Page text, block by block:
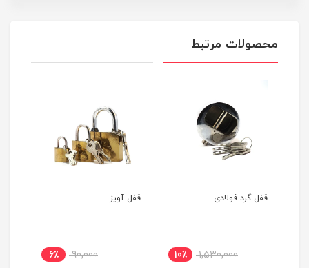
محصولات مرتبط
قفل گرد فولادی
1,530,000 10٪
قفل آویز
90,000 6٪